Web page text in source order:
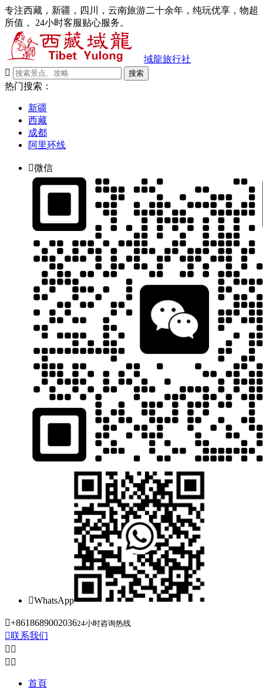
专注西藏，新疆，四川，云南旅游二十余年，纯玩优享，物超
所值， 24小时客服贴心服务。
域龍旅行社

搜索
热门搜索：
新疆
西藏
成都
阿里环线
微信
WhatsApp
+861868900203624小时咨询热线
联系我们
 
 
首頁